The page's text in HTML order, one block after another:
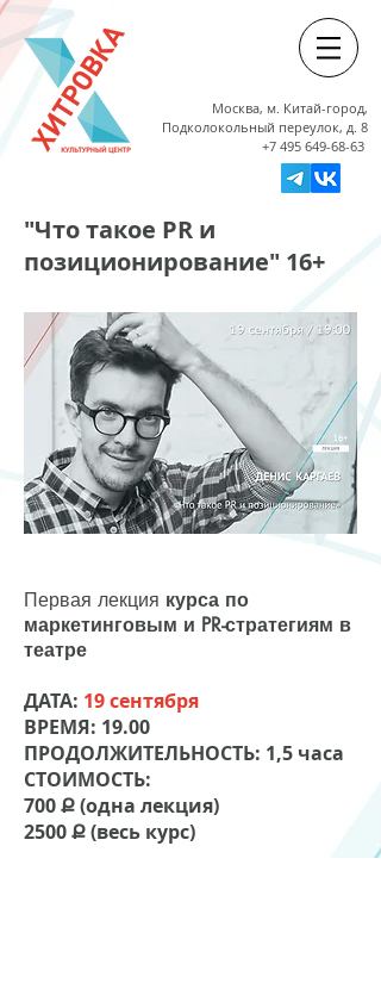
Москва, м. Китай-город,
Подколокольный переулок, д. 8
+7 495 649-68-63
"Что такое PR и
позиционирование" 16+
Первая лекция курса по
маркетинговым и PR-стратегиям в
театре
ДАТА: 19 сентября
ВРЕМЯ: 19.00
ПРОДОЛЖИТЕЛЬНОСТЬ: 1,5 часа
СТОИМОСТЬ:
700 Ք (одна лекция)
2500 Ք (весь курс)